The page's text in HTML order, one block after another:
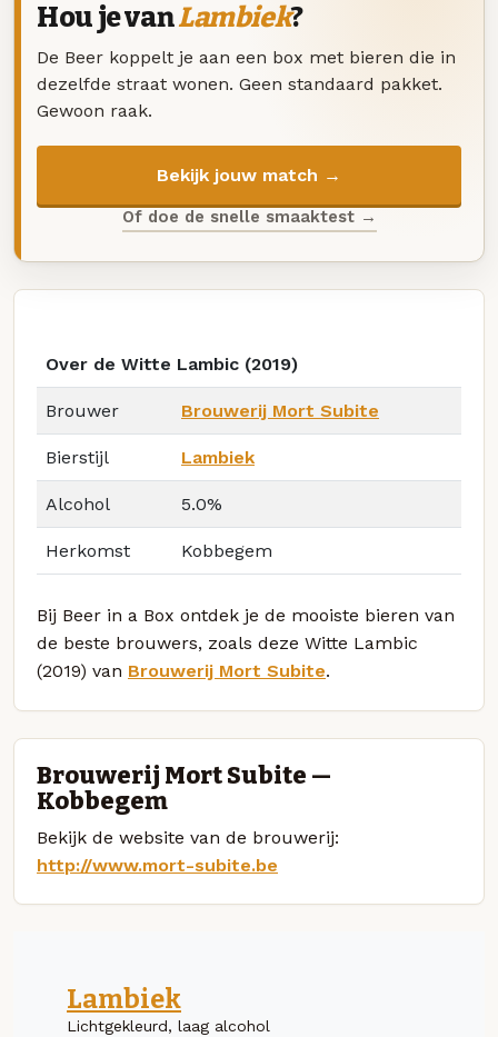
Hou je vanLambiek?
De Beer koppelt je aan een box met bieren die in
dezelfde straat wonen. Geen standaard pakket.
Gewoon raak.
Bekijk jouw match →
Of doe de snelle smaaktest →
Over de Witte Lambic (2019)
Brouwer Brouwerij Mort Subite
Bierstijl Lambiek
Alcohol 5.0%
Herkomst Kobbegem
Bij Beer in a Box ontdek je de mooiste bieren van
de beste brouwers, zoals deze Witte Lambic
(2019) van Brouwerij Mort Subite.
Brouwerij Mort Subite —
Kobbegem
Bekijk de website van de brouwerij:
http://www.mort-subite.be
Lambiek
Lichtgekleurd, laag alcohol